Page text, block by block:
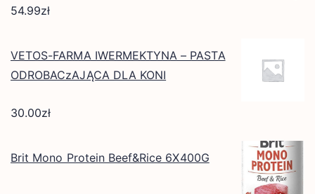
54.99zł
VETOS-FARMA IWERMEKTYNA – PASTA
ODROBACzAJĄCA DLA KONI
30.00zł
Brit Mono Protein Beef&Rice 6X400G